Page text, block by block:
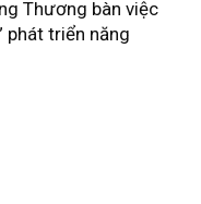
Thương bàn việc
phát triển năng